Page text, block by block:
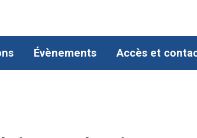
Évènements Accès et